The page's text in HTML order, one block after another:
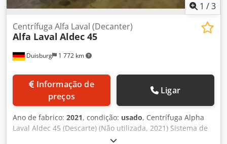
1 /3
Duisburg 1 772 km
Centrífuga Alfa Laval (Decanter)
Alfa Laval Aldec 45
preços
Ligar
Ano de fabrico: 2021, condição: usado, Centrífuga Alpha
Laval Aldec 45 (Descarte) (Não utilizada, 2021) Sistema de
centrífuga industrial de alto desempenho, concebido para